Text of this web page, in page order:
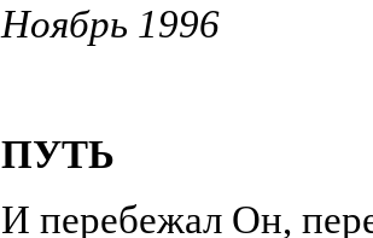
Ноябрь 1996
ПУТЬ
И перебежал Он,